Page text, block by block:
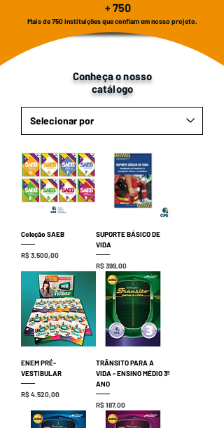
+ 750
Mais de 750 instituições que confiam em nosso projeto.
Conheça o nosso
catálogo
Coleção SAEB
Preço
R$ 3.500,00
SUPORTE BÁSICO DE
VIDA
Preço
R$ 399,00
ENEM PRÉ-
VESTIBULAR
Preço
R$ 4.520,00
TRÂNSITO PARA A
VIDA - ENSINO MÉDIO 3º
ANO
Preço
R$ 187,00